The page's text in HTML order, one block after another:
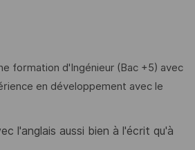
formation d'Ingénieur (Bac +5) avec
en développement avec le
l'anglais aussi bien à l'écrit qu'à